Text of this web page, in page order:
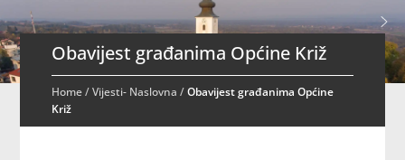
Obavijest građanima Općine Križ
Home/Vijesti- Naslovna /Obavijest građanima Općine
Križ